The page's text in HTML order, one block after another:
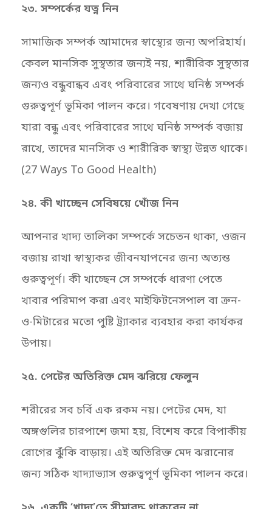
২৩. সম্পর্কের যত্ন নিন
সামাজিক সম্পর্ক আমাদের স্বাস্থ্যের জন্য অপরিহার্য।
কেবল মানসিক সুস্থতার জন্যই নয়, শারীরিক সুস্থতার
জন্যও বন্ধুবান্ধব এবং পরিবারের সাথে ঘনিষ্ঠ সম্পর্ক
গুরুত্বপূর্ণ ভূমিকা পালন করে। গবেষণায় দেখা গেছে
যারা বন্ধু এবং পরিবারের সাথে ঘনিষ্ঠ সম্পর্ক বজায়
রাখে, তাদের মানসিক ও শারীরিক স্বাস্থ্য উন্নত থাকে।
(27 Ways To Good Health)
২৪. কী খাচ্ছেন সেবিষয়ে খোঁজ নিন
আপনার খাদ্য তালিকা সম্পর্কে সচেতন থাকা, ওজন
বজায় রাখা স্বাস্থ্যকর জীবনযাপনের জন্য অত্যন্ত
গুরুত্বপূর্ণ। কী খাচ্ছেন সে সম্পর্কে ধারণা পেতে
খাবার পরিমাপ করা এবং মাইফিটনেসপাল বা ক্রন-
ও-মিটারের মতো পুষ্টি ট্র্যাকার ব্যবহার করা কার্যকর
উপায়।
২৫. পেটের অতিরিক্ত মেদ ঝরিয়ে ফেলুন
শরীরের সব চর্বি এক রকম নয়। পেটের মেদ, যা
অঙ্গগুলির চারপাশে জমা হয়, বিশেষ করে বিপাকীয়
রোগের ঝুঁকি বাড়ায়। এই অতিরিক্ত মেদ ঝরানোর
জন্য সঠিক খাদ্যাভ্যাস গুরুত্বপূর্ণ ভূমিকা পালন করে।